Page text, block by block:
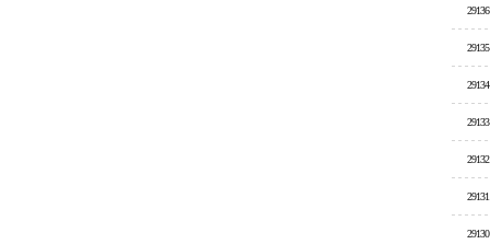
29136
29135
29134
29133
29132
29131
29130